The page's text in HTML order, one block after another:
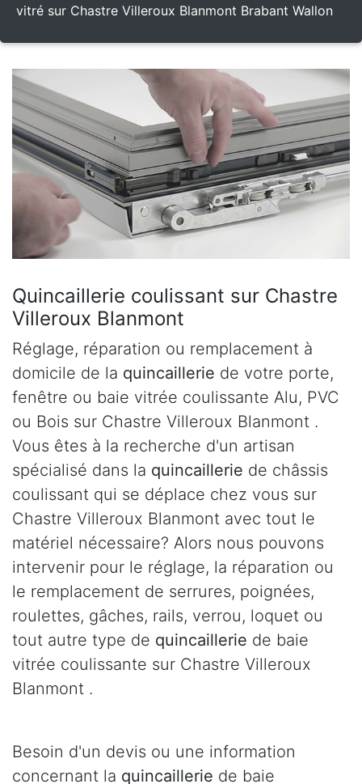
vitré sur Chastre Villeroux Blanmont Brabant Wallon
Quincaillerie coulissant sur Chastre
Villeroux Blanmont
Réglage, réparation ou remplacement à
domicile de la quincaillerie de votre porte,
fenêtre ou baie vitrée coulissante Alu, PVC
ou Bois sur Chastre Villeroux Blanmont .
Vous êtes à la recherche d'un artisan
spécialisé dans la quincaillerie de châssis
coulissant qui se déplace chez vous sur
Chastre Villeroux Blanmont avec tout le
matériel nécessaire? Alors nous pouvons
intervenir pour le réglage, la réparation ou
le remplacement de serrures, poignées,
roulettes, gâches, rails, verrou, loquet ou
tout autre type de quincaillerie de baie
vitrée coulissante sur Chastre Villeroux
Blanmont .
Besoin d'un devis ou une information
concernant la quincaillerie de baie